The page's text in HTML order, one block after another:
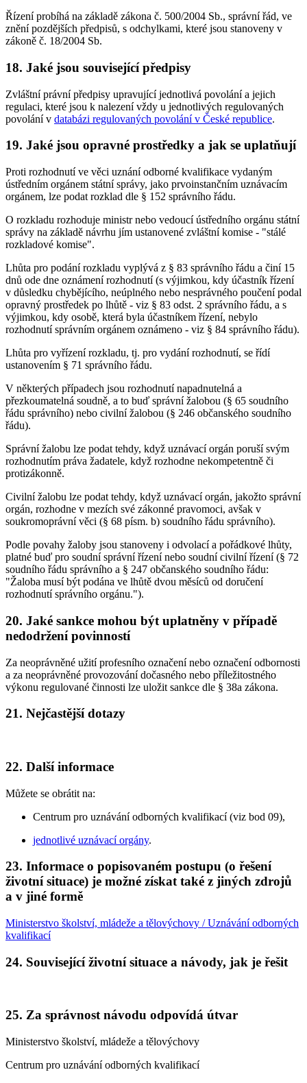
Řízení probíhá na základě zákona č. 500/2004 Sb., správní řád, ve
znění pozdějších předpisů, s odchylkami, které jsou stanoveny v
zákoně č. 18/2004 Sb.
18. Jaké jsou související předpisy
Zvláštní právní předpisy upravující jednotlivá povolání a jejich
regulaci, které jsou k nalezení vždy u jednotlivých regulovaných
povolání v databázi regulovaných povolání v České republice.
19. Jaké jsou opravné prostředky a jak se uplatňují
Proti rozhodnutí ve věci uznání odborné kvalifikace vydaným
ústředním orgánem státní správy, jako prvoinstančním uznávacím
orgánem, lze podat rozklad dle § 152 správního řádu.
O rozkladu rozhoduje ministr nebo vedoucí ústředního orgánu státní
správy na základě návrhu jím ustanovené zvláštní komise - "stálé
rozkladové komise".
Lhůta pro podání rozkladu vyplývá z § 83 správního řádu a činí 15
dnů ode dne oznámení rozhodnutí (s výjimkou, kdy účastník řízení
v důsledku chybějícího, neúplného nebo nesprávného poučení podal
opravný prostředek po lhůtě - viz § 83 odst. 2 správního řádu, a s
výjimkou, kdy osobě, která byla účastníkem řízení, nebylo
rozhodnutí správním orgánem oznámeno - viz § 84 správního řádu).
Lhůta pro vyřízení rozkladu, tj. pro vydání rozhodnutí, se řídí
ustanovením § 71 správního řádu.
V některých případech jsou rozhodnutí napadnutelná a
přezkoumatelná soudně, a to buď správní žalobou (§ 65 soudního
řádu správního) nebo civilní žalobou (§ 246 občanského soudního
řádu).
Správní žalobu lze podat tehdy, když uznávací orgán poruší svým
rozhodnutím práva žadatele, když rozhodne nekompetentně či
protizákonně.
Civilní žalobu lze podat tehdy, když uznávací orgán, jakožto správní
orgán, rozhodne v mezích své zákonné pravomoci, avšak v
soukromoprávní věci (§ 68 písm. b) soudního řádu správního).
Podle povahy žaloby jsou stanoveny i odvolací a pořádkové lhůty,
platné buď pro soudní správní řízení nebo soudní civilní řízení (§ 72
soudního řádu správního a § 247 občanského soudního řádu:
"Žaloba musí být podána ve lhůtě dvou měsíců od doručení
rozhodnutí správního orgánu.").
20. Jaké sankce mohou být uplatněny v případě
nedodržení povinností
Za neoprávněné užití profesního označení nebo označení odbornosti
a za neoprávněné provozování dočasného nebo příležitostného
výkonu regulované činnosti lze uložit sankce dle § 38a zákona.
21. Nejčastější dotazy
22. Další informace
Můžete se obrátit na:
Centrum pro uznávání odborných kvalifikací (viz bod 09),
jednotlivé uznávací orgány.
23. Informace o popisovaném postupu (o řešení
životní situace) je možné získat také z jiných zdrojů
a v jiné formě
Ministerstvo školství, mládeže a tělovýchovy / Uznávání odborných
kvalifikací
24. Související životní situace a návody, jak je řešit
25. Za správnost návodu odpovídá útvar
Ministerstvo školství, mládeže a tělovýchovy
Centrum pro uznávání odborných kvalifikací